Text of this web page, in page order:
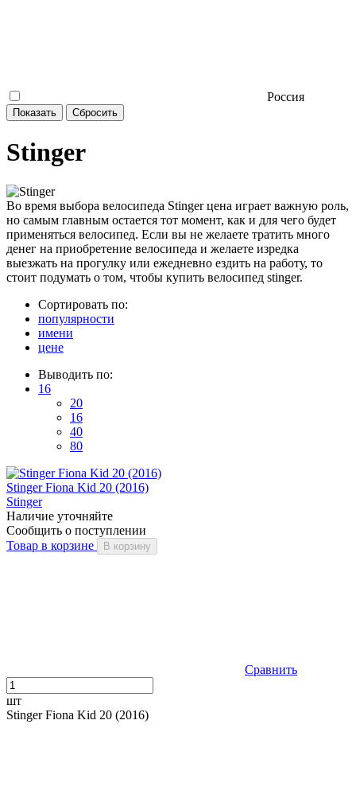
Россия
Stinger
Во время выбора велосипеда Stinger цена играет важную роль,
но самым главным остается тот момент, как и для чего будет
применяться велосипед. Если вы не желаете тратить много
денег на приобретение велосипеда и желаете изредка
выезжать на прогулку или ежедневно ездить на работу, то
стоит подумать о том, чтобы купить велосипед stinger.
Сортировать по:
популярности
имени
цене
Выводить по:
16
20
16
40
80
Stinger Fiona Kid 20 (2016)
Stinger
Наличие уточняйте
Сообщить о поступлении
Товар в корзине
В корзину
Сравнить
шт
Stinger Fiona Kid 20 (2016)